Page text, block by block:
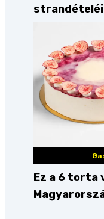
Ez a 6 torta